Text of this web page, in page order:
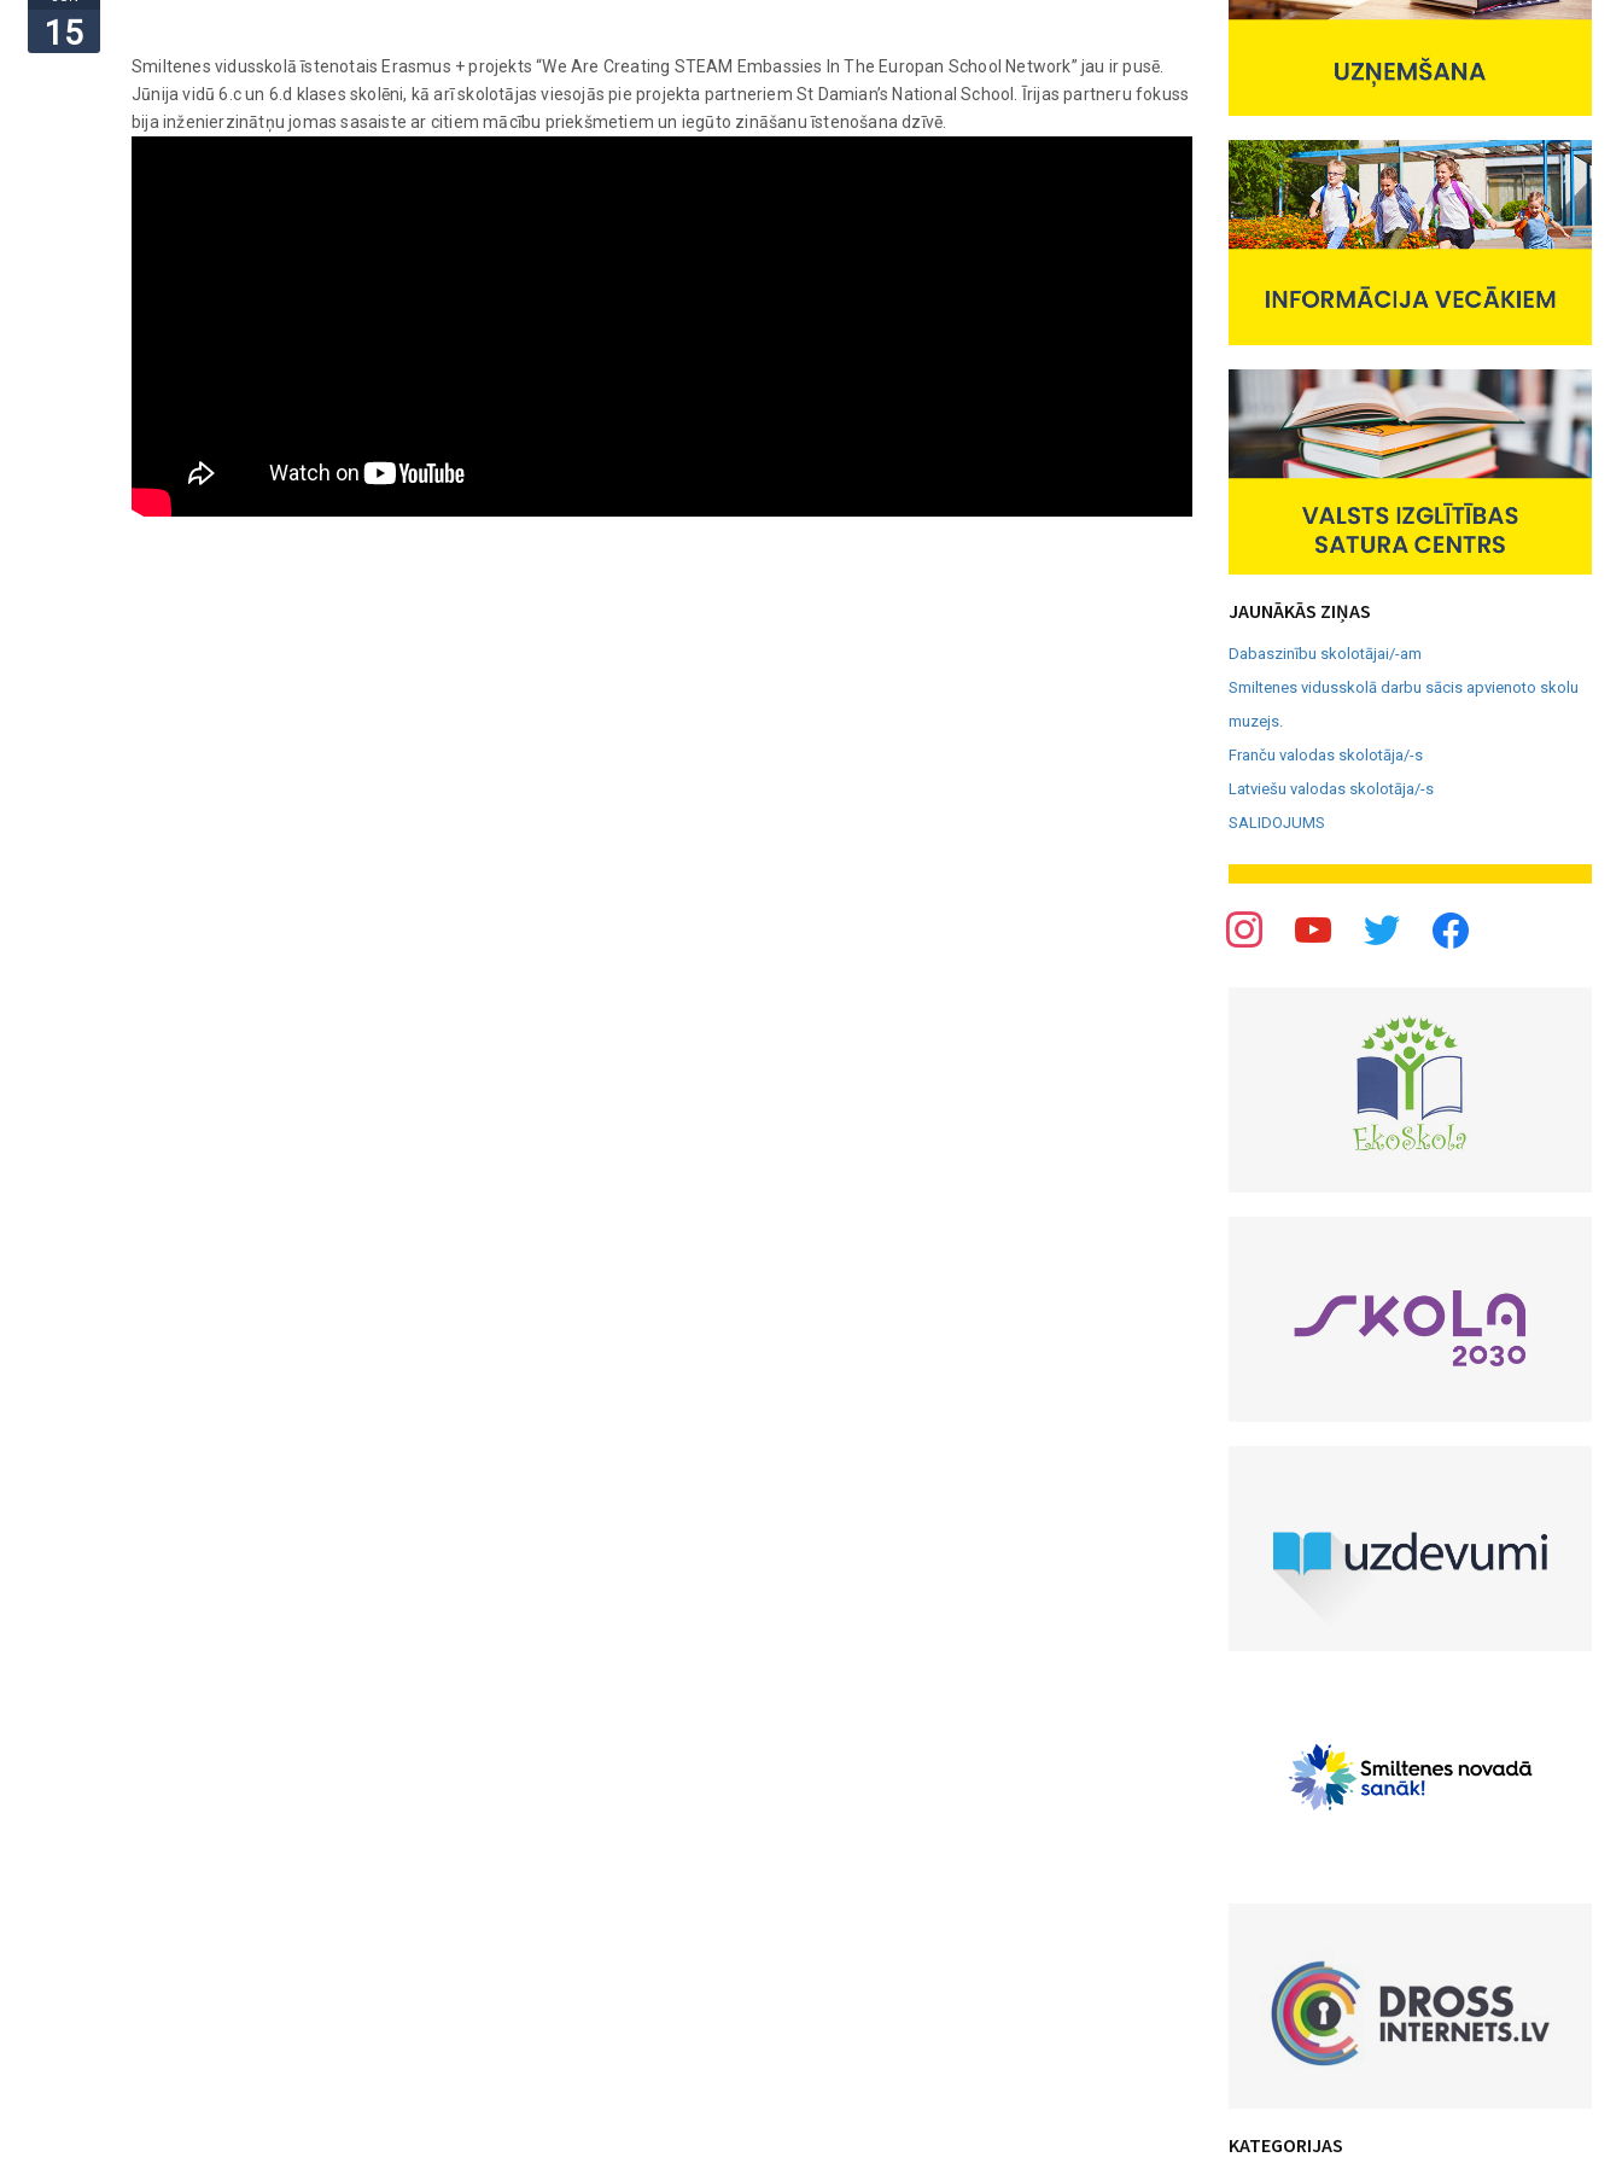
15
Smiltenes vidusskolā īstenotais Erasmus + projekts “We Are Creating STEAM Embassies In The Europan School Network” jau ir pusē.
Jūnija vidū 6.c un 6.d klases skolēni, kā arī skolotājas viesojās pie projekta partneriem St Damian’s National School. Īrijas partneru fokuss
bija inženierzinātņu jomas sasaiste ar citiem mācību priekšmetiem un iegūto zināšanu īstenošana dzīvē.
JAUNĀKĀS ZIŅAS
Dabaszinību skolotājai/-am
Smiltenes vidusskolā darbu sācis apvienoto skolu
muzejs.
Franču valodas skolotāja/-s
Latviešu valodas skolotāja/-s
SALIDOJUMS
KATEGORIJAS